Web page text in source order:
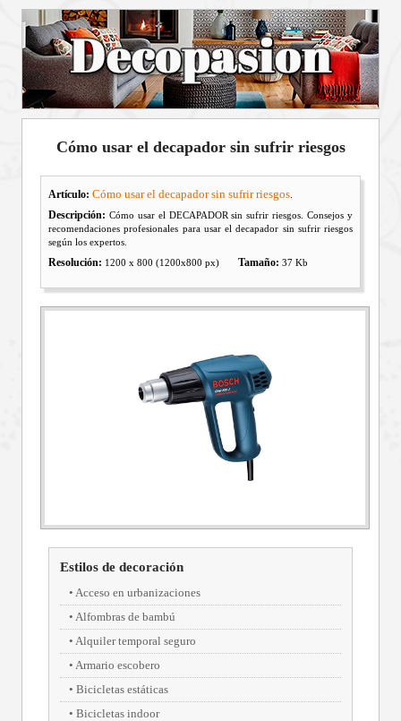
Cómo usar el decapador sin sufrir riesgos
Artículo: Cómo usar el decapador sin sufrir riesgos.
Descripción: Cómo usar el DECAPADOR sin sufrir riesgos. Consejos y
recomendaciones profesionales para usar el decapador sin sufrir riesgos
según los expertos.
Resolución: 1200 x 800 (1200x800 px) Tamaño: 37 Kb
Estilos de decoración
Acceso en urbanizaciones
Alfombras de bambú
Alquiler temporal seguro
Armario escobero
Bicicletas estáticas
Bicicletas indoor